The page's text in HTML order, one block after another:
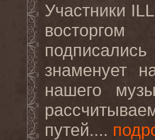
Участники
знаменует
нашего
путей....